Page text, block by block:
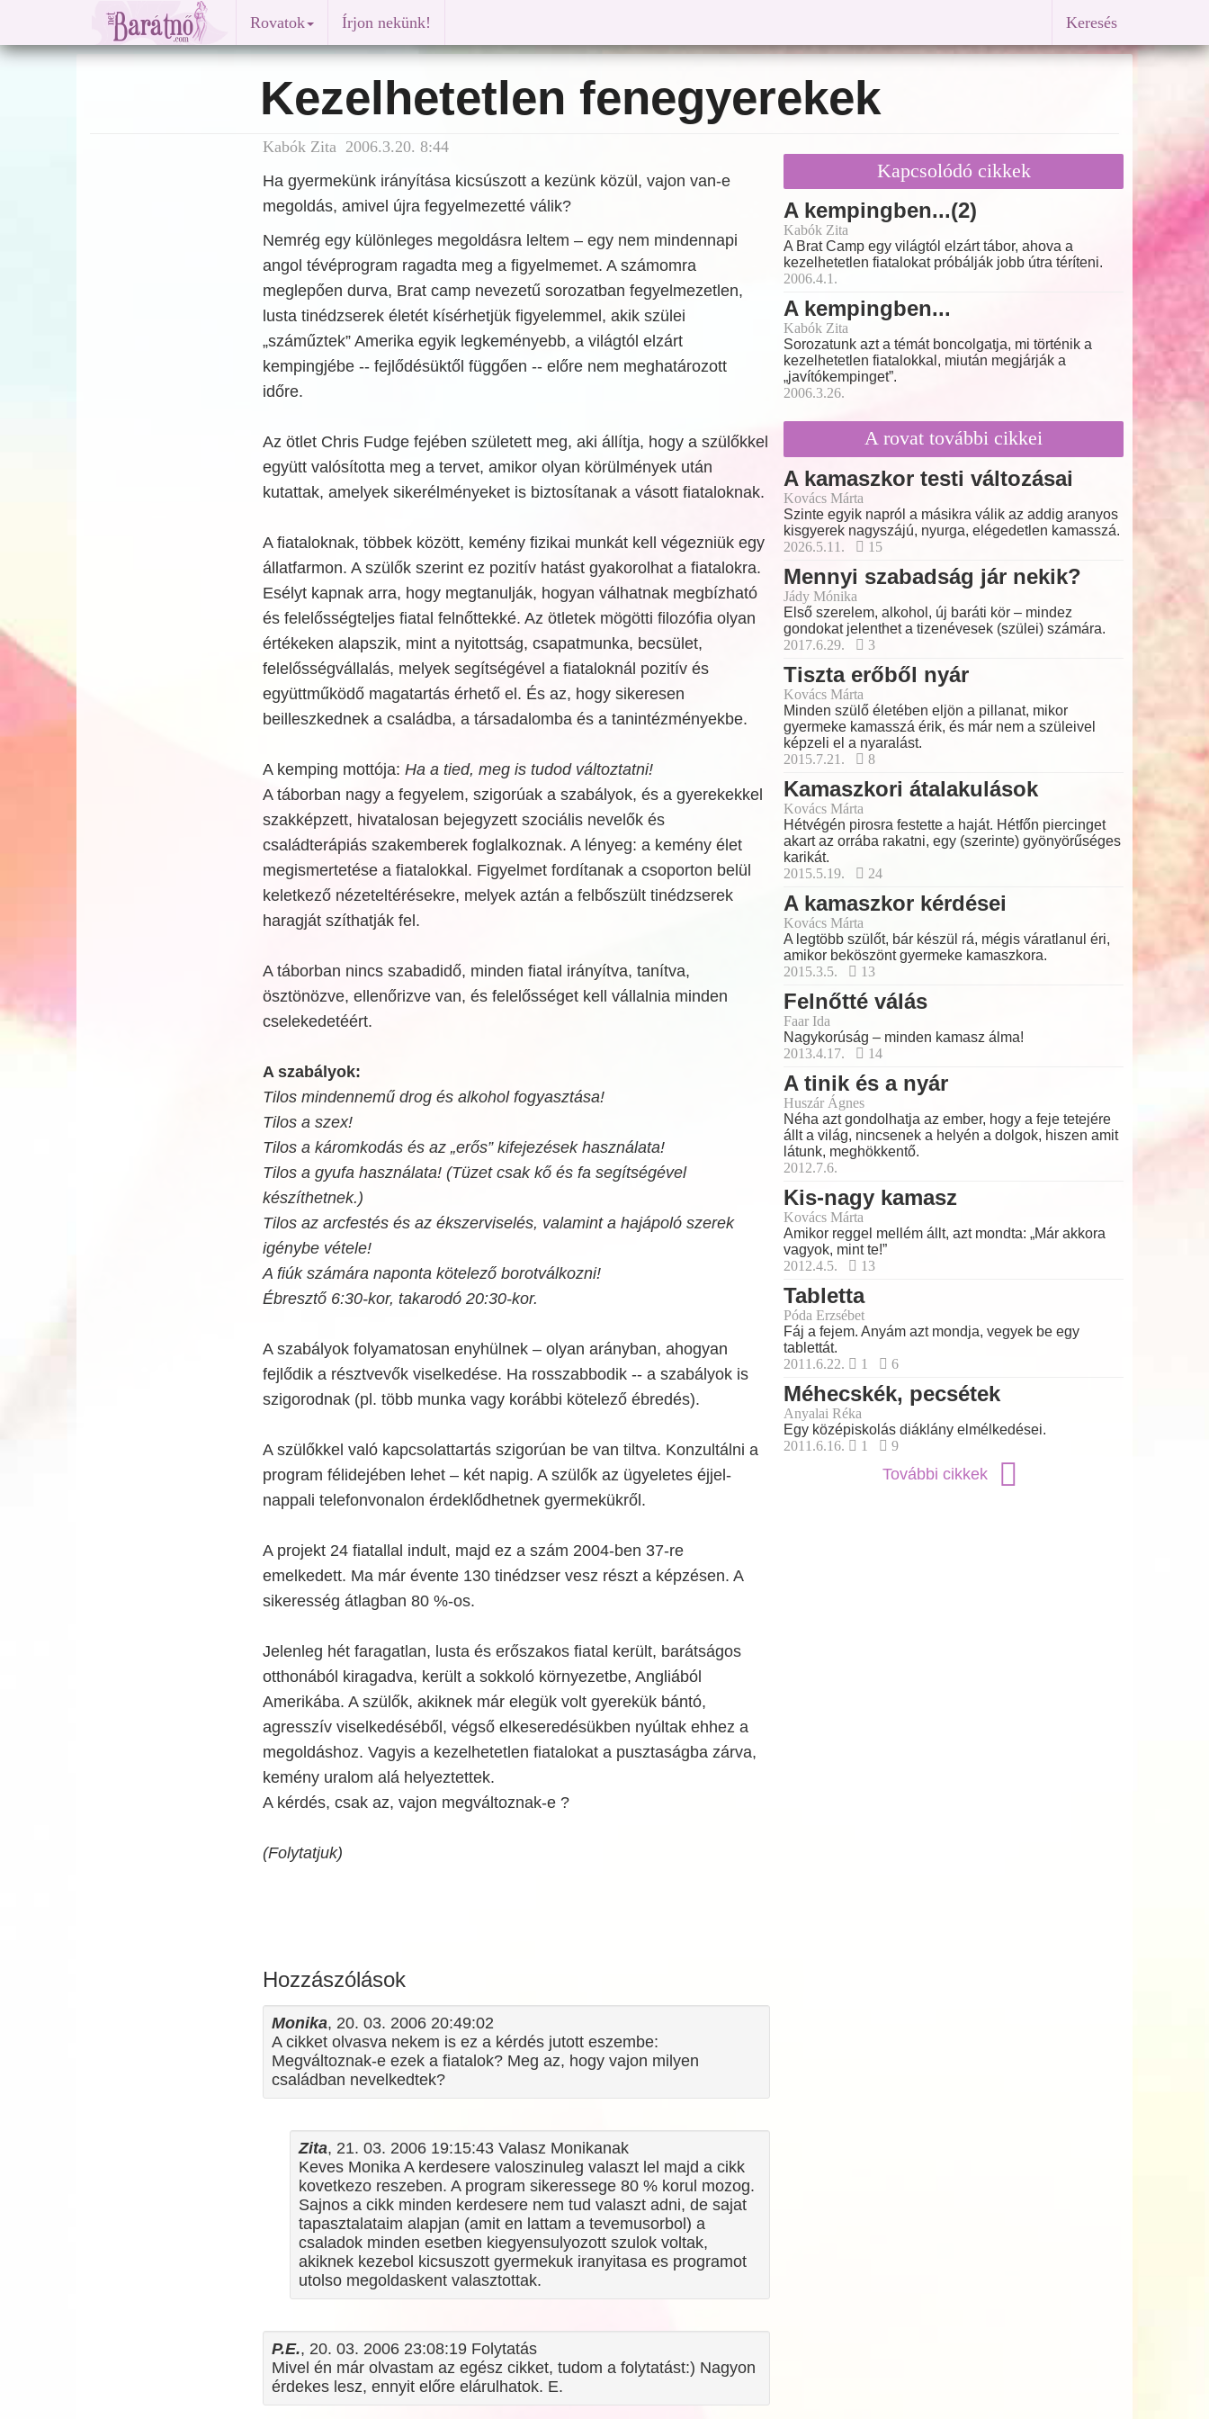
Rovatok Írjon nekünk! Keresés
Kezelhetetlen fenegyerekek
Kabók Zita 2006.3.20. 8:44
Ha gyermekünk irányítása kicsúszott a kezünk közül, vajon van-e
megoldás, amivel újra fegyelmezetté válik?
Nemrég egy különleges megoldásra leltem – egy nem mindennapi
angol tévéprogram ragadta meg a figyelmemet. A számomra
meglepően durva, Brat camp nevezetű sorozatban fegyelmezetlen,
lusta tinédzserek életét kísérhetjük figyelemmel, akik szülei
„száműztek” Amerika egyik legkeményebb, a világtól elzárt
kempingjébe -- fejlődésüktől függően -- előre nem meghatározott
időre.
Az ötlet Chris Fudge fejében született meg, aki állítja, hogy a szülőkkel
együtt valósította meg a tervet, amikor olyan körülmények után
kutattak, amelyek sikerélményeket is biztosítanak a vásott fiataloknak.
A fiataloknak, többek között, kemény fizikai munkát kell végezniük egy
állatfarmon. A szülők szerint ez pozitív hatást gyakorolhat a fiatalokra.
Esélyt kapnak arra, hogy megtanulják, hogyan válhatnak megbízható
és felelősségteljes fiatal felnőttekké. Az ötletek mögötti filozófia olyan
értékeken alapszik, mint a nyitottság, csapatmunka, becsület,
felelősségvállalás, melyek segítségével a fiataloknál pozitív és
együttműködő magatartás érhető el. És az, hogy sikeresen
beilleszkednek a családba, a társadalomba és a tanintézményekbe.
A kemping mottója: Ha a tied, meg is tudod változtatni!
A táborban nagy a fegyelem, szigorúak a szabályok, és a gyerekekkel
szakképzett, hivatalosan bejegyzett szociális nevelők és
családterápiás szakemberek foglalkoznak. A lényeg: a kemény élet
megismertetése a fiatalokkal. Figyelmet fordítanak a csoporton belül
keletkező nézeteltérésekre, melyek aztán a felbőszült tinédzserek
haragját szíthatják fel.
A táborban nincs szabadidő, minden fiatal irányítva, tanítva,
ösztönözve, ellenőrizve van, és felelősséget kell vállalnia minden
cselekedetéért.
A szabályok:
Tilos mindennemű drog és alkohol fogyasztása!
Tilos a szex!
Tilos a káromkodás és az „erős” kifejezések használata!
Tilos a gyufa használata! (Tüzet csak kő és fa segítségével
készíthetnek.)
Tilos az arcfestés és az ékszerviselés, valamint a hajápoló szerek
igénybe vétele!
A fiúk számára naponta kötelező borotválkozni!
Ébresztő 6:30-kor, takarodó 20:30-kor.
A szabályok folyamatosan enyhülnek – olyan arányban, ahogyan
fejlődik a résztvevők viselkedése. Ha rosszabbodik -- a szabályok is
szigorodnak (pl. több munka vagy korábbi kötelező ébredés).
A szülőkkel való kapcsolattartás szigorúan be van tiltva. Konzultálni a
program félidejében lehet – két napig. A szülők az ügyeletes éjjel-
nappali telefonvonalon érdeklődhetnek gyermekükről.
A projekt 24 fiatallal indult, majd ez a szám 2004-ben 37-re
emelkedett. Ma már évente 130 tinédzser vesz részt a képzésen. A
sikeresség átlagban 80 %-os.
Jelenleg hét faragatlan, lusta és erőszakos fiatal került, barátságos
otthonából kiragadva, került a sokkoló környezetbe, Angliából
Amerikába. A szülők, akiknek már elegük volt gyerekük bántó,
agresszív viselkedéséből, végső elkeseredésükben nyúltak ehhez a
megoldáshoz. Vagyis a kezelhetetlen fiatalokat a pusztaságba zárva,
kemény uralom alá helyeztettek.
A kérdés, csak az, vajon megváltoznak-e ?
(Folytatjuk)
Hozzászólások
Monika, 20. 03. 2006 20:49:02
A cikket olvasva nekem is ez a kérdés jutott eszembe:
Megváltoznak-e ezek a fiatalok? Meg az, hogy vajon milyen
családban nevelkedtek?
Zita, 21. 03. 2006 19:15:43 Valasz Monikanak
Keves Monika A kerdesere valoszinuleg valaszt lel majd a cikk
kovetkezo reszeben. A program sikeressege 80 % korul mozog.
Sajnos a cikk minden kerdesere nem tud valaszt adni, de sajat
tapasztalataim alapjan (amit en lattam a tevemusorbol) a
csaladok minden esetben kiegyensulyozott szulok voltak,
akiknek kezebol kicsuszott gyermekuk iranyitasa es programot
utolso megoldaskent valasztottak.
P.E., 20. 03. 2006 23:08:19 Folytatás
Mivel én már olvastam az egész cikket, tudom a folytatást:) Nagyon
érdekes lesz, ennyit előre elárulhatok. E.
Kapcsolódó cikkek
A kempingben...(2)
Kabók Zita
A Brat Camp egy világtól elzárt tábor, ahova a
kezelhetetlen fiatalokat próbálják jobb útra téríteni.
2006.4.1.
A kempingben...
Kabók Zita
Sorozatunk azt a témát boncolgatja, mi történik a
kezelhetetlen fiatalokkal, miután megjárják a
„javítókempinget”.
2006.3.26.
A rovat további cikkei
A kamaszkor testi változásai
Kovács Márta
Szinte egyik napról a másikra válik az addig aranyos
kisgyerek nagyszájú, nyurga, elégedetlen kamasszá.
2026.5.11.
15
Mennyi szabadság jár nekik?
Jády Mónika
Első szerelem, alkohol, új baráti kör – mindez
gondokat jelenthet a tizenévesek (szülei) számára.
2017.6.29.
3
Tiszta erőből nyár
Kovács Márta
Minden szülő életében eljön a pillanat, mikor
gyermeke kamasszá érik, és már nem a szüleivel
képzeli el a nyaralást.
2015.7.21.
8
Kamaszkori átalakulások
Kovács Márta
Hétvégén pirosra festette a haját. Hétfőn piercinget
akart az orrába rakatni, egy (szerinte) gyönyörűséges
karikát.
2015.5.19.
24
A kamaszkor kérdései
Kovács Márta
A legtöbb szülőt, bár készül rá, mégis váratlanul éri,
amikor beköszönt gyermeke kamaszkora.
2015.3.5.
13
Felnőtté válás
Faar Ida
Nagykorúság – minden kamasz álma!
2013.4.17.
14
A tinik és a nyár
Huszár Ágnes
Néha azt gondolhatja az ember, hogy a feje tetejére
állt a világ, nincsenek a helyén a dolgok, hiszen amit
látunk, meghökkentő.
2012.7.6.
Kis-nagy kamasz
Kovács Márta
Amikor reggel mellém állt, azt mondta: „Már akkora
vagyok, mint te!”
2012.4.5.
13
Tabletta
Póda Erzsébet
Fáj a fejem. Anyám azt mondja, vegyek be egy
tablettát.
2011.6.22.
1 6
Méhecskék, pecsétek
Anyalai Réka
Egy középiskolás diáklány elmélkedései.
2011.6.16.
1 9
További cikkek